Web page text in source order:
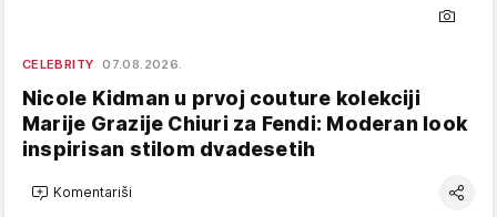
CELEBRITY 07.08.2026.
Nicole Kidman u prvoj couture kolekciji
Marije Grazije Chiuri za Fendi: Moderan look
inspirisan stilom dvadesetih
Komentariši